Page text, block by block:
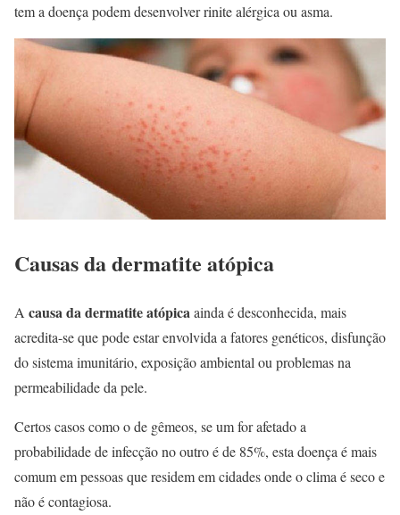
tem a doença podem desenvolver rinite alérgica ou asma.
Causas da dermatite atópica
A causa da dermatite atópica ainda é desconhecida, mais
acredita-se que pode estar envolvida a fatores genéticos, disfunção
do sistema imunitário, exposição ambiental ou problemas na
permeabilidade da pele.
Certos casos como o de gêmeos, se um for afetado a
probabilidade de infecção no outro é de 85%, esta doença é mais
comum em pessoas que residem em cidades onde o clima é seco e
não é contagiosa.